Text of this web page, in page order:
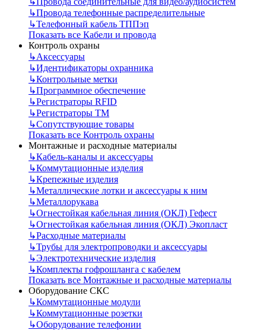
↳Провода телефонные распределительные
↳Телефонный кабель ТППэп
Показать все Кабели и провода
Контроль охраны
↳Аксессуары
↳Идентификаторы охранника
↳Контрольные метки
↳Программное обеспечение
↳Регистраторы RFID
↳Регистраторы ТМ
↳Сопутствующие товары
Показать все Контроль охраны
Монтажные и расходные материалы
↳Кабель-каналы и аксессуары
↳Коммутационные изделия
↳Крепежные изделия
↳Металлические лотки и аксессуары к ним
↳Металлорукава
↳Огнестойкая кабельная линия (ОКЛ) Гефест
↳Огнестойкая кабельная линия (ОКЛ) Экопласт
↳Расходные материалы
↳Трубы для электропроводки и аксессуары
↳Электротехнические изделия
↳Комплекты гофрошланга с кабелем
Показать все Монтажные и расходные материалы
Оборудование СКС
↳Коммутационные модули
↳Коммутационные розетки
↳Оборудование телефонии